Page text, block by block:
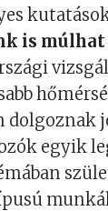
is múlhat
dolgoznak
egyik